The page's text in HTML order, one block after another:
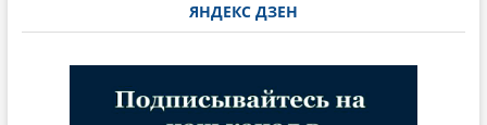
ЯНДЕКС ДЗЕН